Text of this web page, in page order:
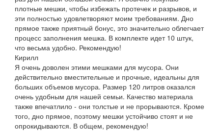
плотные мешки, чтобы избежать протечек и разрывов, и
эти полностью удовлетворяют моим требованиям. Дно
прямое также приятный бонус, это значительно облегчает
процесс заполнения мешка. В комплекте идет 10 штук,
что весьма удобно. Рекомендую!
Кирилл
Я очень доволен этими мешками для мусора. Они
действительно вместительные и прочные, идеальны для
больших объемов мусора. Размер 120 литров оказался
очень удобным для нашей семьи. Качество материала
также впечатлило - они толстые и не прорываются. Кроме
того, дно прямое, поэтому мешки устойчиво стоят и не
опрокидываются. В общем, рекомендую!